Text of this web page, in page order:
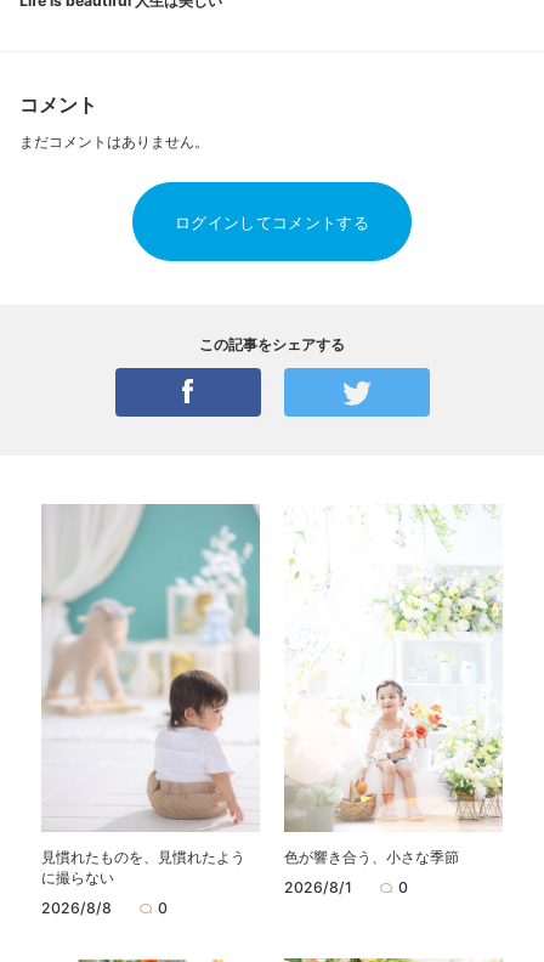
コメント
まだコメントはありません。
ログインしてコメントする
この記事をシェアする
見慣れたものを、見慣れたよう
に撮らない
2026/8/8
0
色が響き合う、小さな季節
2026/8/1
0